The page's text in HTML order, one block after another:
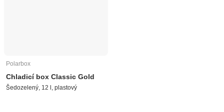
Polarbox
Chladicí box Classic Gold
Šedozelený, 12 l, plastový